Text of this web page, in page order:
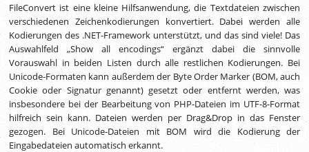
FileConvert ist eine kleine Hilfsanwendung, die Textdateien zwischen
verschiedenen Zeichenkodierungen konvertiert. Dabei werden alle
Kodierungen des .NET-Framework unterstützt, und das sind viele! Das
Auswahlfeld „Show all encodings“ ergänzt dabei die sinnvolle
Vorauswahl in beiden Listen durch alle restlichen Kodierungen. Bei
Unicode-Formaten kann außerdem der Byte Order Marker (BOM, auch
Cookie oder Signatur genannt) gesetzt oder entfernt werden, was
insbesondere bei der Bearbeitung von PHP-Dateien im UTF-8-Format
hilfreich sein kann. Dateien werden per Drag&Drop in das Fenster
gezogen. Bei Unicode-Dateien mit BOM wird die Kodierung der
Eingabedateien automatisch erkannt.